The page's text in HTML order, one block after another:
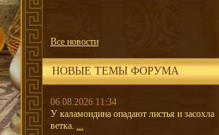
Все новости
НОВЫЕ ТЕМЫ ФОРУМА
06.08.2026 11:34
У каламондина опадают листья и засохла
ветка. ...